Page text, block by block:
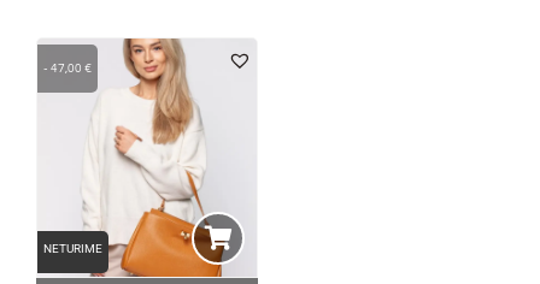
- 47,00 €
NETURIME